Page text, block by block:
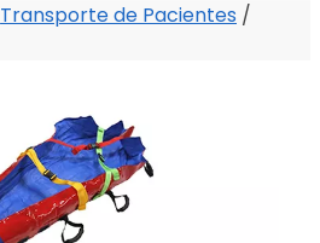
Transporte de Pacientes /